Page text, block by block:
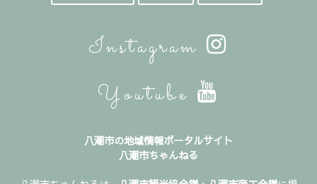
Instagram
Youtube
八潮市の地域情報ポータルサイト
八潮市ちゃんねる